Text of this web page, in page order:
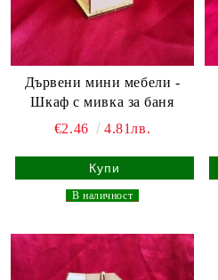
Дървени мини мебели -
Шкаф с мивка за баня
€2.46
4.81лв.
В наличност